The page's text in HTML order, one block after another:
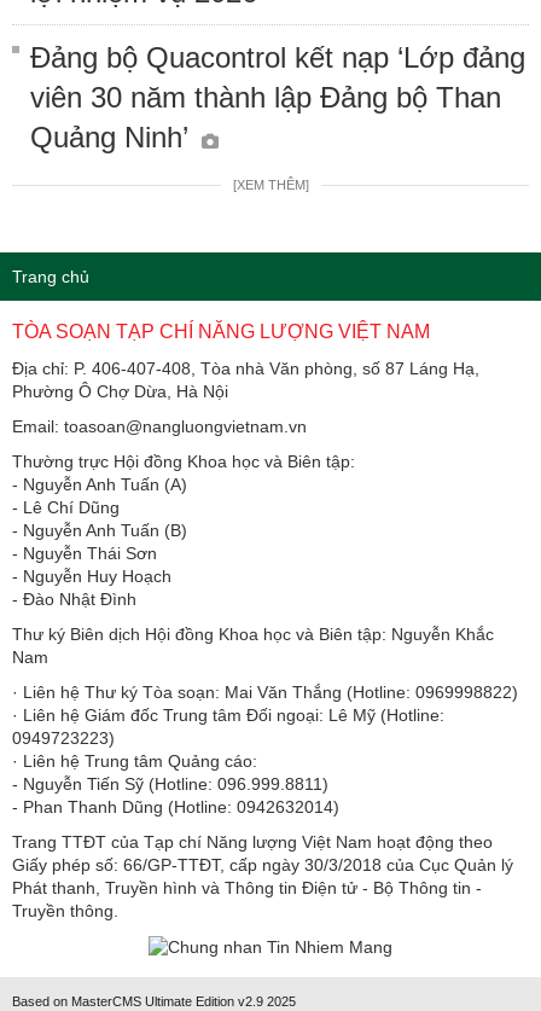
Đảng bộ Quacontrol kết nạp ‘Lớp đảng
viên 30 năm thành lập Đảng bộ Than
Quảng Ninh’
[XEM THÊM]
Trang chủ
TÒA SOẠN TẠP CHÍ NĂNG LƯỢNG VIỆT NAM
Địa chỉ: P. 406-407-408, Tòa nhà Văn phòng, số 87 Láng Hạ,
Phường Ô Chợ Dừa, Hà Nội
Email: toasoan@nangluongvietnam.vn
Thường trực Hội đồng Khoa học và Biên tập:
​​​​​​- Nguyễn Anh Tuấn (A)
- Lê Chí Dũng
- Nguyễn Anh Tuấn (B)
- Nguyễn Thái Sơn
- Nguyễn Huy Hoạch
- Đào Nhật Đình
Thư ký Biên dịch Hội đồng Khoa học và Biên tập: Nguyễn Khắc
Nam
· Liên hệ Thư ký Tòa soạn: Mai Văn Thắng (Hotline: 0969998822)
· Liên hệ Giám đốc Trung tâm Đối ngoại: Lê Mỹ (Hotline:
0949723223)
· Liên hệ Trung tâm Quảng cáo:
- Nguyễn Tiến Sỹ (Hotline: 096.999.8811)
- Phan Thanh Dũng (Hotline: 0942632014)
Trang TTĐT của Tạp chí Năng lượng Việt Nam hoạt động theo
Giấy phép số: 66/GP-TTĐT, cấp ngày 30/3/2018 của Cục Quản lý
Phát thanh, Truyền hình và Thông tin Điện tử - Bộ Thông tin -
Truyền thông.
Based on MasterCMS Ultimate Edition v2.9 2025